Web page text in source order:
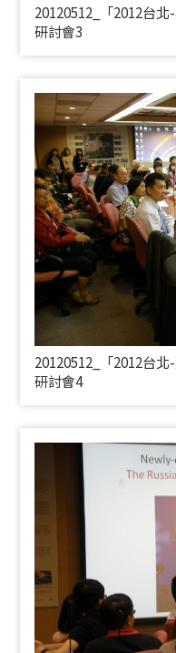
20120512_「2012台
研討會3
20120512_「2012台
研討會4